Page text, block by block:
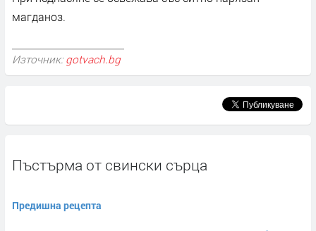
магданоз.
Източник: gotvach.bg
Пъстърма от свински сърца
Предишна рецепта